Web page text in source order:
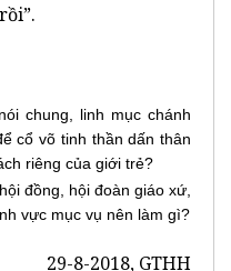
chung, linh mục chánh
cổ võ tinh thần dấn thân
riêng của giới trẻ?
đồng, hội đoàn giáo xứ,
vực mục vụ nên làm gì?
29-8-2018, GTHH